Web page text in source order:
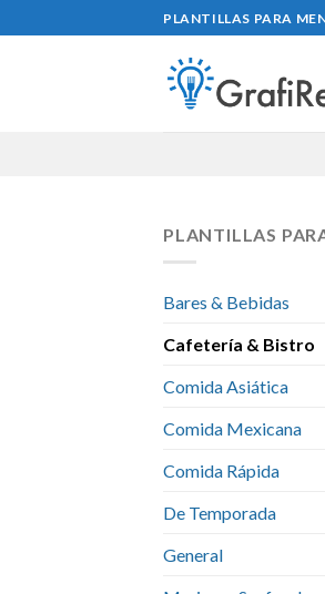
to
PLANTILLAS PARA
PLANTILLAS
Bares & Bebidas
Cafetería & Bistro
Comida Asiática
Comida Mexicana
Comida Rápida
De Temporada
General